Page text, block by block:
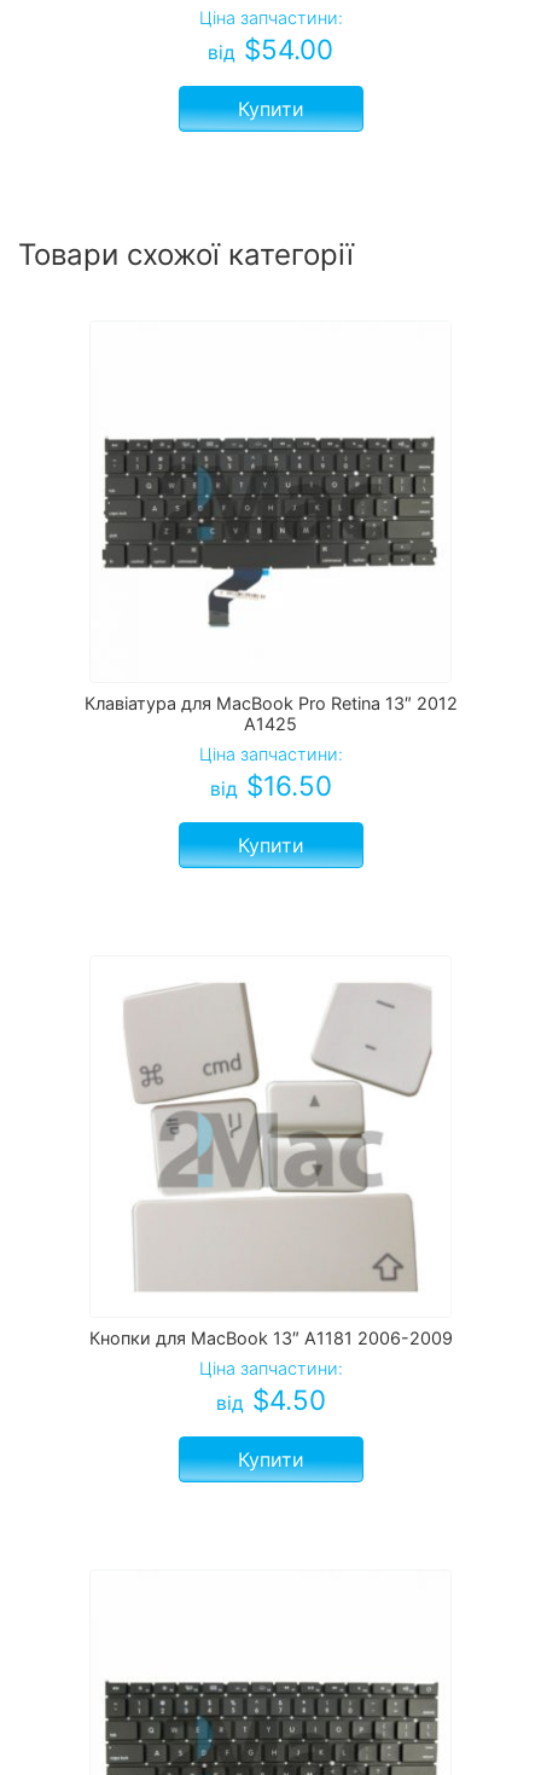
Ціна запчастини:
від $54.00
Купити
Товари схожої категорії
Клавіатура для MacBook Pro Retina 13″ 2012
A1425
Ціна запчастини:
від $16.50
Купити
Кнопки для MacBook 13″ A1181 2006-2009
Ціна запчастини:
від $4.50
Купити